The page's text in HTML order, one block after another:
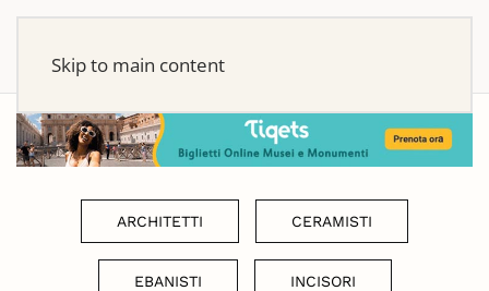
Skip to main content
ARCHITETTI CERAMISTI
EBANISTI INCISORI